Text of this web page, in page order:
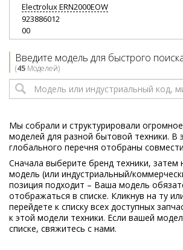
ElectroluxERN2000EOW
923886012
00
933033114
ElectroluxERN2001BOW
02
ElectroluxERN2001FOW
01
ElectroluxERN2001FOW
923886028
01
Введите модель для быстрого
(45 Моделей)
Мы собрали и структурировали
моделей для разной бытовой техники. В
глобального перечня отобраны
Сначала выберите бренд техники, затем
модель (или индустриальный/
позиция подходит – Ваша модель
отображаться в списке. Кликнув на ту
перейдете к списку всех доступных
к этой модели техники. Если вашей
списке, свяжитесь с нами.